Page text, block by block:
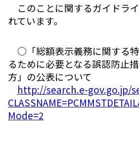
このことに関するガイドラ
れています。
○「総額表示義務に関する
るために必要となる誤認防止
方」の公表について
http://search.e-gov.go.jp/
Mode=2